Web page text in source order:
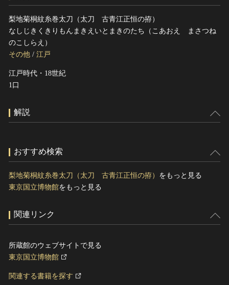
国指定文化財等データベース
梨地菊桐紋糸巻太刀（太刀 古青江正恒の拵）
なしじきくきりもんまきえいとまきのたち（こあおえ まさつね
のこしらえ）
その他 / 江戸
江戸時代・18世紀
1口
解説
おすすめ検索
梨地菊桐紋糸巻太刀（太刀 古青江正恒の拵） をもっと見る
東京国立博物館をもっと見る
関連リンク
所蔵館のウェブサイトで見る
東京国立博物館
関連する書籍を探す